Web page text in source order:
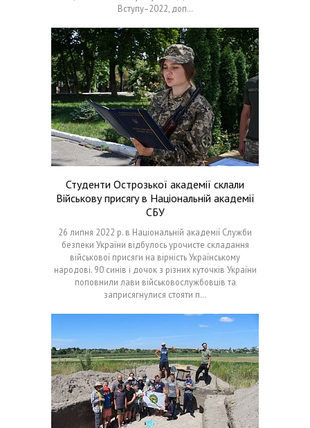
Вступу–2022, доп…
Студенти Острозької академії склали
Військову присягу в Національній академії
СБУ
26 липня 2022 р. в Національній академії Служби
безпеки України відбулось урочисте складання
військової присяги на вірність Українському
народові. 90 синів і дочок з різних куточків України
поповнили лави військовослужбовців та
заприсягнулися стояти п…